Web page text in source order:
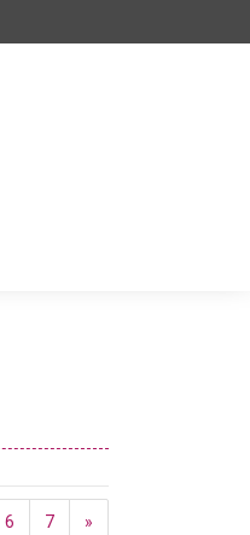
6 7 »